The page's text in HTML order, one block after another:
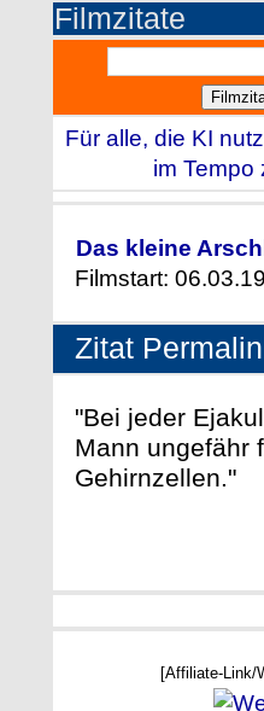
Filmzitate
Für alle, die KI
im Tempo
Das kleine
Filmstart:
Zitat
"Bei jeder
Mann ungefähr
Gehirnzellen."
[Affiliate-Link/